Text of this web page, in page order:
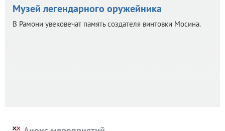
Музей легендарного оружейника
В Рамони увековечат память создателя винтовки Мосина.